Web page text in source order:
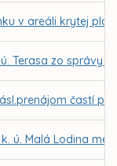
v areáli krytej
Terasa zo správy
častí
ú. Malá Lodina